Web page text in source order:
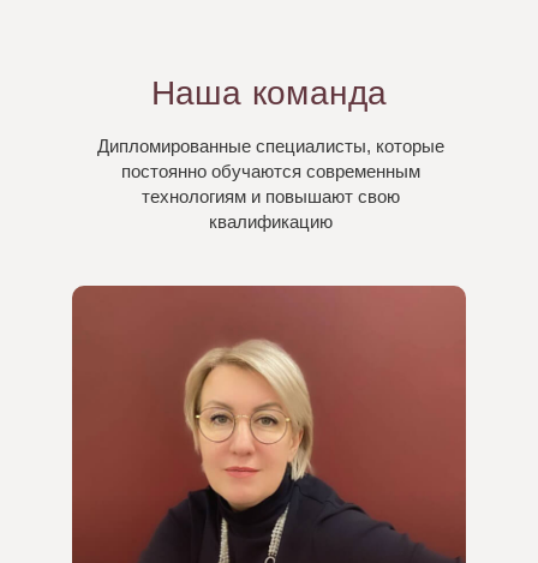
Наша команда
Дипломированные специалисты, которые
постоянно обучаются современным
технологиям и повышают свою
квалификацию